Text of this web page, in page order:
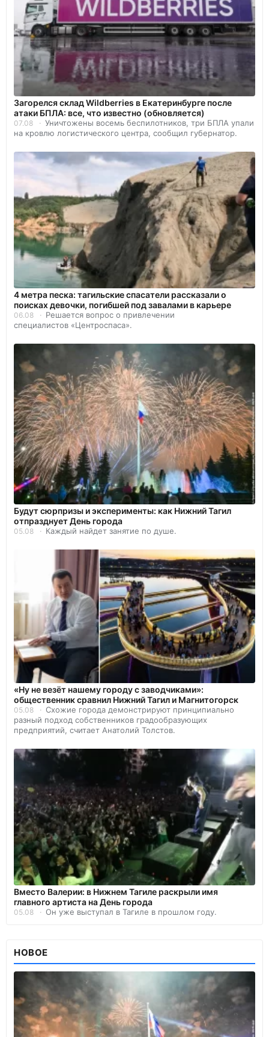
Загорелся склад Wildberries в Екатеринбурге после
атаки БПЛА: все, что известно (обновляется)
07.08
Уничтожены восемь беспилотников, три БПЛА упали
на кровлю логистического центра, сообщил губернатор.
4 метра песка: тагильские спасатели рассказали о
поисках девочки, погибшей под завалами в карьере
06.08
Решается вопрос о привлечении
специалистов «Центроспаса».
Будут сюрпризы и эксперименты: как Нижний Тагил
отпразднует День города
05.08 Каждый найдет занятие по душе.
«Ну не везёт нашему городу с заводчиками»:
общественник сравнил Нижний Тагил и Магнитогорск
05.08
Схожие города демонстрируют принципиально
разный подход собственников градообразующих
предприятий, считает Анатолий Толстов.
Вместо Валерии: в Нижнем Тагиле раскрыли имя
главного артиста на День города
05.08 Он уже выступал в Тагиле в прошлом году.
НОВОЕ